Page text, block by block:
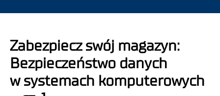
Zabezpiecz swój magazyn:
Bezpieczeństwo danych
w systemach komputerowych